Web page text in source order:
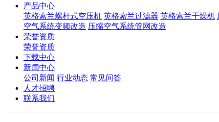
产品中心
英格索兰螺杆式空压机 英格索兰过滤器 英格索兰干燥机
空气系统变频改造 压缩空气系统管网改造
荣誉资质
荣誉资质
下载中心
新闻中心
公司新闻 行业动态 常见问答
人才招聘
联系我们